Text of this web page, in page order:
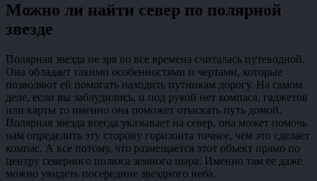
Можно ли найти север по полярной
звезде
Полярная звезда не зря во все времена считалась путеводной.
Она обладает такими особенностями и чертами, которые
позволяют ей помогать находить путникам дорогу. На самом
деле, если вы заблудились, и под рукой нет компаса, гаджетов
или карты то именно она поможет отыскать путь домой.
Полярная звезда всегда указывает на север, она может помочь
нам определить эту сторону горизонта точнее, чем это сделает
компас. А все потому, что размещается этот объект прямо по
центру северного полюса земного шара. Именно там ее даже
можно увидеть посередине звездного неба.